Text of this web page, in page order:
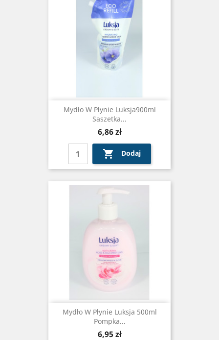
Mydło W Płynie Luksja900ml
Saszetka...
Cena
6,86 zł
 Dodaj
Mydło W Płynie Luksja 500ml
Pompka...
Cena
6,95 zł